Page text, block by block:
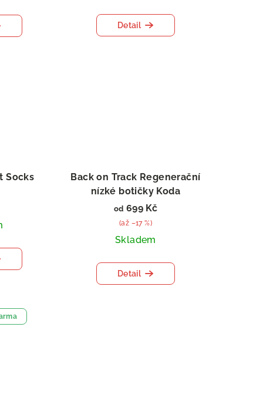
Detail
Socks
Back on Track Regenerační
nízké botičky Koda
od 699 Kč
(až –17 %)
Skladem
Detail